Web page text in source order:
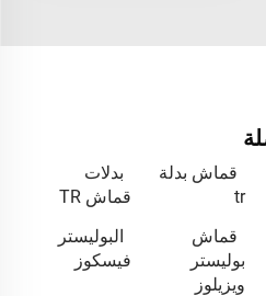
قماش بدلة
tr
بدلات
قماش TR
قماش
بوليستر
ويزيلوز
البوليستر
فيسكوز